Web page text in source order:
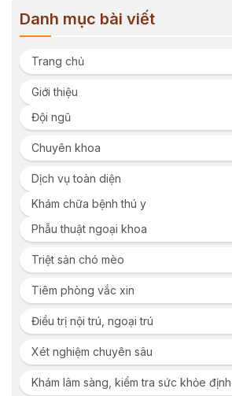
Danh mục bài viết
Trang chủ
Giới thiệu
Đội ngũ
Chuyên khoa
Dịch vụ toàn diện
Khám chữa bệnh thú y
Phẫu thuật ngoại khoa
Triệt sản chó mèo
Tiêm phòng vắc xin
Điều trị nội trú, ngoại trú
Xét nghiệm chuyên sâu
Khám lâm sàng, kiểm tra sức khỏe